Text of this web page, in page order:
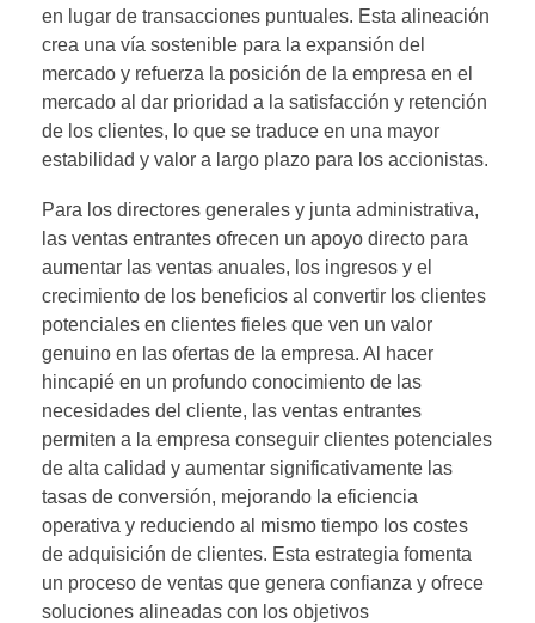
en lugar de transacciones puntuales. Esta alineación
crea una vía sostenible para la expansión del
mercado y refuerza la posición de la empresa en el
mercado al dar prioridad a la satisfacción y retención
de los clientes, lo que se traduce en una mayor
estabilidad y valor a largo plazo para los accionistas.
Para los directores generales y junta administrativa,
las ventas entrantes ofrecen un apoyo directo para
aumentar las ventas anuales, los ingresos y el
crecimiento de los beneficios al convertir los clientes
potenciales en clientes fieles que ven un valor
genuino en las ofertas de la empresa. Al hacer
hincapié en un profundo conocimiento de las
necesidades del cliente, las ventas entrantes
permiten a la empresa conseguir clientes potenciales
de alta calidad y aumentar significativamente las
tasas de conversión, mejorando la eficiencia
operativa y reduciendo al mismo tiempo los costes
de adquisición de clientes. Esta estrategia fomenta
un proceso de ventas que genera confianza y ofrece
soluciones alineadas con los objetivos